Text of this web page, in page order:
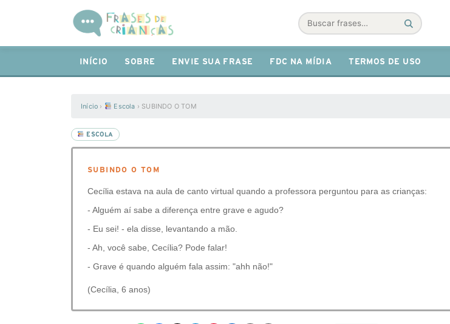
Buscar
INÍCIO SOBRE ENVIE SUA FRASE FDC NA MÍDIA TERMOS DE USO
Início › Escola › SUBINDO O TOM
ESCOLA
SUBINDO O TOM
Cecília estava na aula de canto virtual quando a professora perguntou para as crianças:
- Alguém aí sabe a diferença entre grave e agudo?
- Eu sei! - ela disse, levantando a mão.
- Ah, você sabe, Cecília? Pode falar!
- Grave é quando alguém fala assim: "ahh não!"
(Cecília, 6 anos)